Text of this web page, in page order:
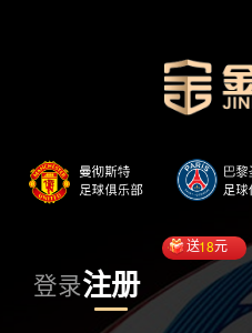
登录注册
送18元